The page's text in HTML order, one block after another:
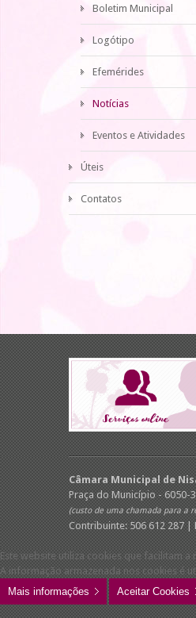
Boletim Municipal
Logótipo
Efemérides
Notícias
Eventos e Atividades
Úteis
Contatos
Câmara Municipal de
Praça do Município - 6050-
(custo de uma chamada para a
Contribuinte: 506 612 287 |
Este website utiliza cookies que facilitam
A informação armazenada nos cookies é
Mais informações
Aceitar Cookies